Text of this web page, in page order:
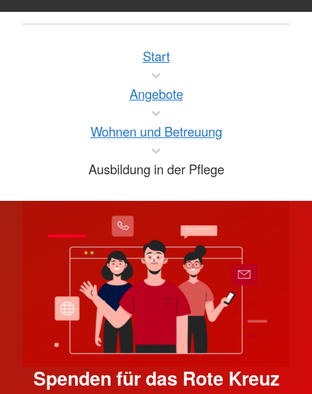
Start
Angebote
Wohnen und Betreuung
Ausbildung in der Pflege
Spenden für das Rote Kreuz